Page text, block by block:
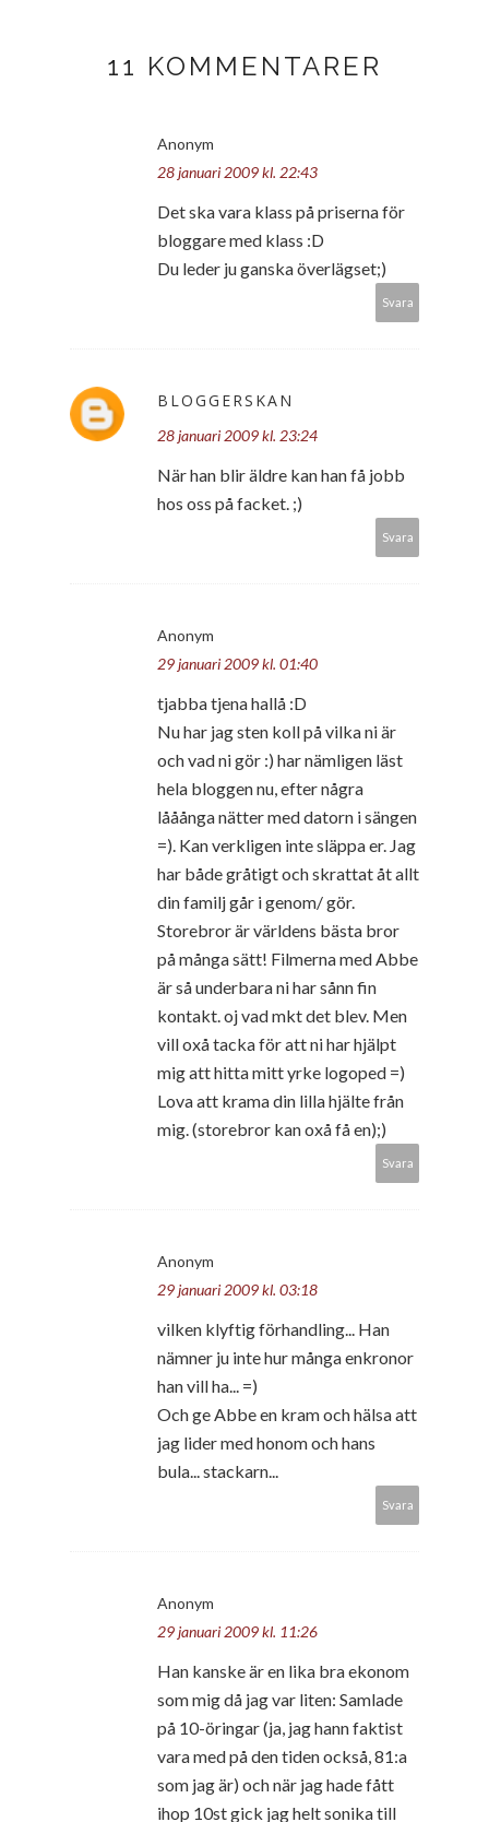
11 KOMMENTARER
Anonym
28 januari 2009 kl. 22:43
Det ska vara klass på priserna för
bloggare med klass :D
Du leder ju ganska överlägset;)
Svara
BLOGGERSKAN
28 januari 2009 kl. 23:24
När han blir äldre kan han få jobb
hos oss på facket. ;)
Svara
Anonym
29 januari 2009 kl. 01:40
tjabba tjena hallå :D
Nu har jag sten koll på vilka ni är
och vad ni gör :) har nämligen läst
hela bloggen nu, efter några
lååånga nätter med datorn i sängen
=). Kan verkligen inte släppa er. Jag
har både gråtigt och skrattat åt allt
din familj går i genom/ gör.
Storebror är världens bästa bror
på många sätt! Filmerna med Abbe
är så underbara ni har sånn fin
kontakt. oj vad mkt det blev. Men
vill oxå tacka för att ni har hjälpt
mig att hitta mitt yrke logoped =)
Lova att krama din lilla hjälte från
mig. (storebror kan oxå få en);)
Svara
Anonym
29 januari 2009 kl. 03:18
vilken klyftig förhandling... Han
nämner ju inte hur många enkronor
han vill ha... =)
Och ge Abbe en kram och hälsa att
jag lider med honom och hans
bula... stackarn...
Svara
Anonym
29 januari 2009 kl. 11:26
Han kanske är en lika bra ekonom
som mig då jag var liten: Samlade
på 10-öringar (ja, jag hann faktist
vara med på den tiden också, 81:a
som jag är) och när jag hade fått
ihop 10st gick jag helt sonika till